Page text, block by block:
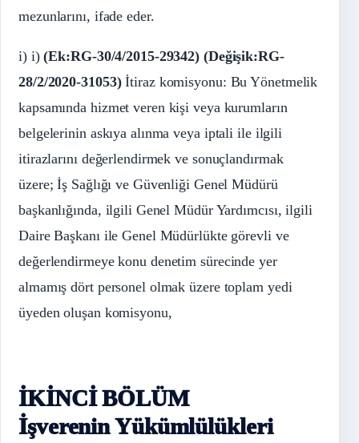
mezunlarını, ifade eder.
i) i)(Ek:RG-30/4/2015-29342) (Değişik:RG-
28/2/2020-31053)İtiraz komisyonu: Bu Yönetmelik
kapsamında hizmet veren kişi veya kurumların
belgelerinin askıya alınma veya iptali ile ilgili
itirazlarını değerlendirmek ve sonuçlandırmak
üzere; İş Sağlığı ve Güvenliği Genel Müdürü
başkanlığında, ilgili Genel Müdür Yardımcısı, ilgili
Daire Başkanı ile Genel Müdürlükte görevli ve
değerlendirmeye konu denetim sürecinde yer
almamış dört personel olmak üzere toplam yedi
üyeden oluşan komisyonu,
İKİNCİ BÖLÜM
İşverenin Yükümlülükleri